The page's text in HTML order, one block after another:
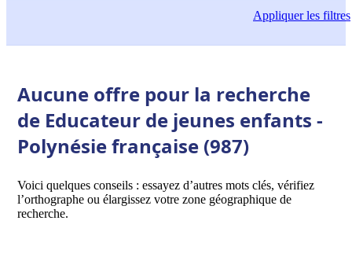
Appliquerles filtres
Aucune offre pour la recherche
de Educateur de jeunes enfants -
Polynésie française (987)
Voici quelques conseils : essayez d’autres mots clés, vérifiez
l’orthographe ou élargissez votre zone géographique de
recherche.